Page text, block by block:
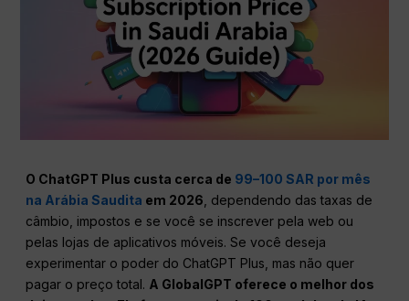
O ChatGPT Plus custa cerca de 99–100 SAR por mês
na Arábia Saudita em 2026 , dependendo das taxas de
câmbio, impostos e se você se inscrever pela web ou
pelas lojas de aplicativos móveis. Se você deseja
experimentar o poder do ChatGPT Plus, mas não quer
pagar o preço total. A GlobalGPT oferece o melhor dos